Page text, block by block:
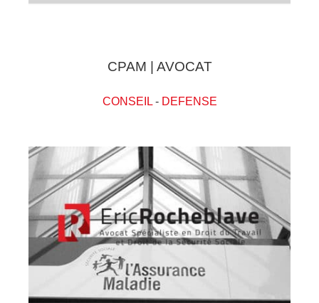
CPAM | AVOCAT
CONSEIL- DEFENSE